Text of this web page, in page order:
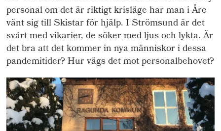
personal om det är riktigt krisläge har man i Åre
vänt sig till Skistar för hjälp. I Strömsund är det
svårt med vikarier, de söker med ljus och lykta. Är
det bra att det kommer in nya människor i dessa
pandemitider? Hur vägs det mot personalbehovet?